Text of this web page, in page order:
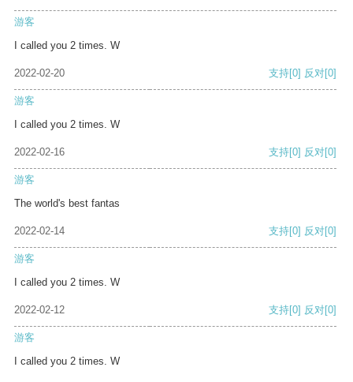
游客
I called you 2 times. W
2022-02-20 支持[0] 反对[0]
游客
I called you 2 times. W
2022-02-16 支持[0] 反对[0]
游客
The world's best fantas
2022-02-14 支持[0] 反对[0]
游客
I called you 2 times. W
2022-02-12 支持[0] 反对[0]
游客
I called you 2 times. W